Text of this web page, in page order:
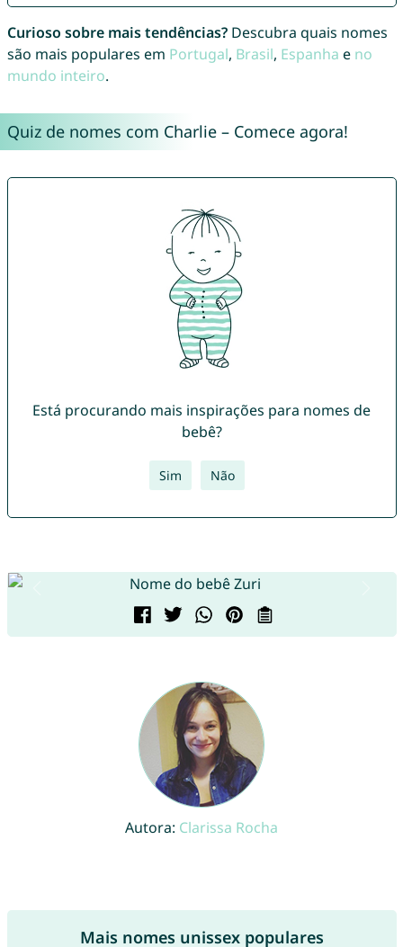
Curioso sobre mais tendências?Descubra quais nomes
são mais populares em Portugal, Brasil, Espanha e no
mundo inteiro.
Quiz de nomes com Charlie – Comece agora!
Está procurando mais inspirações para nomes de
bebê?
Sim Não
Autora: Clarissa Rocha
Mais nomes unissex populares